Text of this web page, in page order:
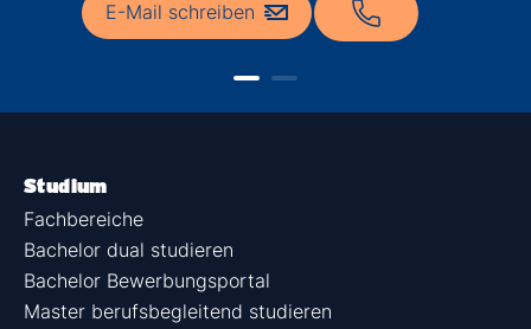
E-Mail schreiben
Studium
Fachbereiche
Bachelor dual studieren
Bachelor Bewerbungsportal
Master berufsbegleitend studieren